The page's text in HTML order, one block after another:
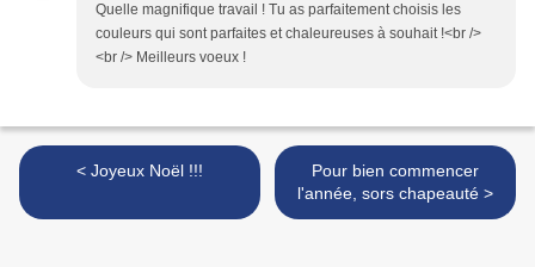
Quelle magnifique travail ! Tu as parfaitement choisis les
couleurs qui sont parfaites et chaleureuses à souhait !<br />
<br /> Meilleurs voeux !
< Joyeux Noël !!!
Pour bien commencer
l'année, sors chapeauté >